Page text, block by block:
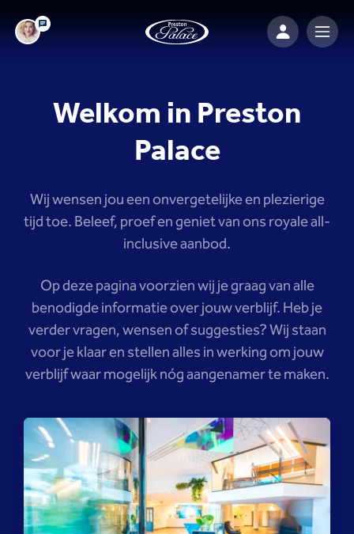
Welkom in Preston
Palace
Wij wensen jou een onvergetelijke en plezierige
tijd toe. Beleef, proef en geniet van ons royale all-
inclusive aanbod.
Op deze pagina voorzien wij je graag van alle
benodigde informatie over jouw verblijf. Heb je
verder vragen, wensen of suggesties? Wij staan
voor je klaar en stellen alles in werking om jouw
verblijf waar mogelijk nóg aangenamer te maken.